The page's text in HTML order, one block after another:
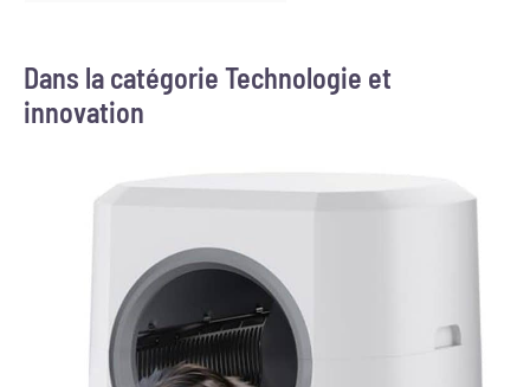
Dans la catégorie Technologie et
innovation